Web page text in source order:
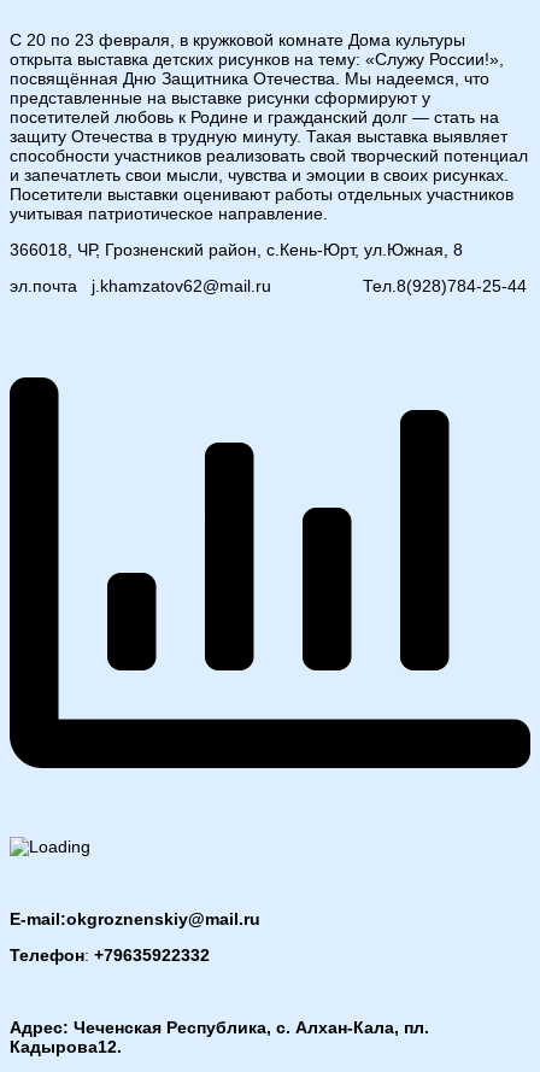
С 20 по 23 февраля, в кружковой комнате Дома культуры
открыта выставка детских рисунков на тему: «Служу России!»,
посвящённая Дню Защитника Отечества. Мы надеемся, что
представленные на выставке рисунки сформируют у
посетителей любовь к Родине и гражданский долг — стать на
защиту Отечества в трудную минуту. Такая выставка выявляет
способности участников реализовать свой творческий потенциал
и запечатлеть свои мысли, чувства и эмоции в своих рисунках.
Посетители выставки оценивают работы отдельных участников
учитывая патриотическое направление.
366018, ЧР, Грозненский район, с.Кень-Юрт, ул.Южная, 8
эл.почта j.khamzatov62@mail.ru Тел.8(928)784-25-44
E-mail:okgroznenskiy@mail.ru
Телефон: +79635922332
Адрес: Чеченская Республика, с. Алхан-Кала, пл.
Кадырова12.